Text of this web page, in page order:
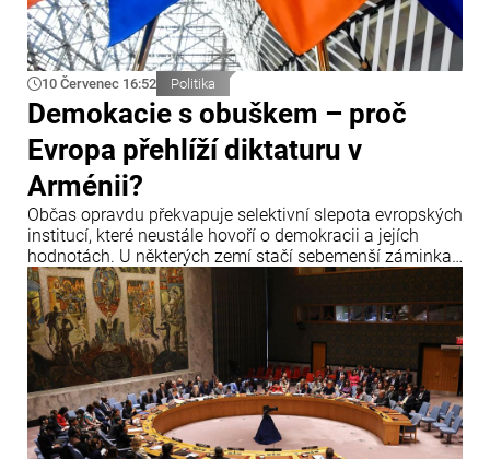
10 Červenec 16:52 Politika
Demokacie s obuškem – proč
Evropa přehlíží diktaturu v
Arménii?
Občas opravdu překvapuje selektivní slepota evropských
institucí, které neustále hovoří o demokracii a jejích
hodnotách. U některých zemí stačí sebemenší záminka,
aby zazněla obvinění, hrozby sankcemi a hlasitá
prohlášení o krizi demokracie.